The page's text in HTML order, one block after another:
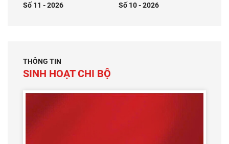
Số 11 - 2026 Số 10 - 2026
THÔNG TIN
SINH HOẠT CHI BỘ